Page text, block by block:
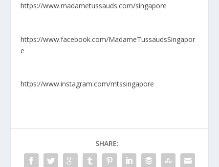
https://www.madametussauds.com/singapore
https://www.facebook.com/MadameTussaudsSingapor
e
https://www.instagram.com/mtssingapore
SHARE: